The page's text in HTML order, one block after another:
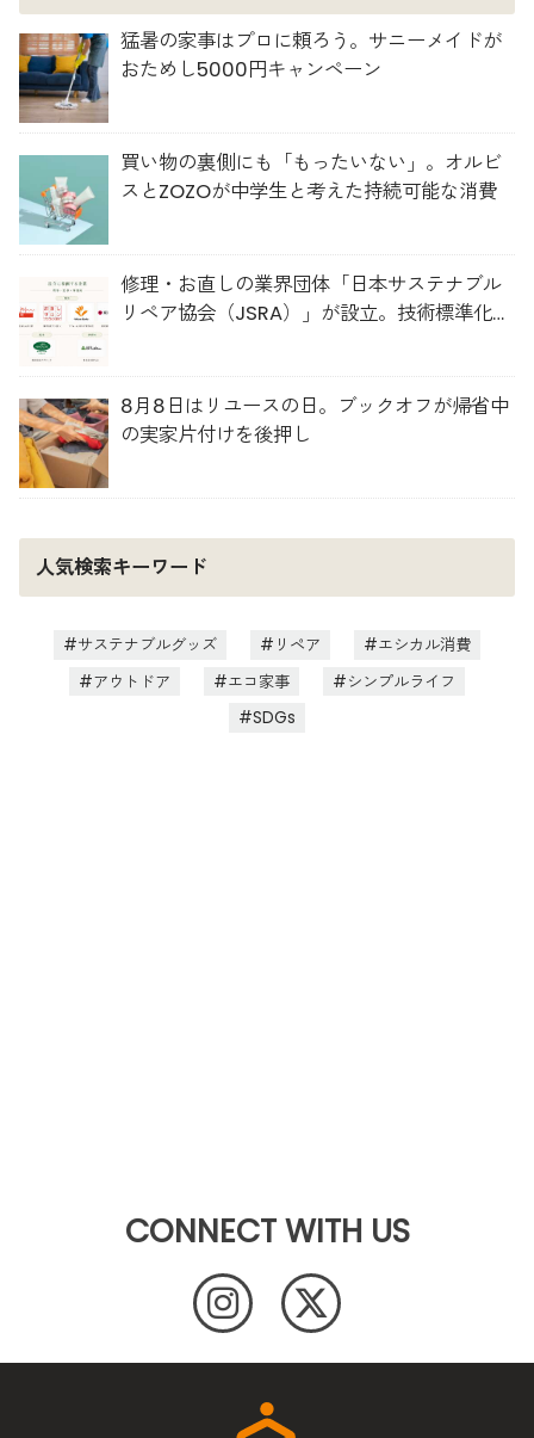
猛暑の家事はプロに頼ろう。サニーメイドが
おためし5000円キャンペーン
買い物の裏側にも「もったいない」。オルビ
スとZOZOが中学生と考えた持続可能な消費
修理・お直しの業界団体「日本サステナブル
リペア協会（JSRA）」が設立。技術標準化や
8月8日はリユースの日。ブックオフが帰省中
の実家片付けを後押し
人気検索キーワード
サステナブルグッズ リペア
エシカル消費
アウトドア
エコ家事
シンプルライフ
SDGs
CONNECT WITH US